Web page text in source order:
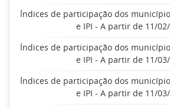
Índices de participação dos
e IPI - A partir de 11/
Índices de participação dos
e IPI - A partir de 11/
Índices de participação dos
e IPI - A partir de 11/